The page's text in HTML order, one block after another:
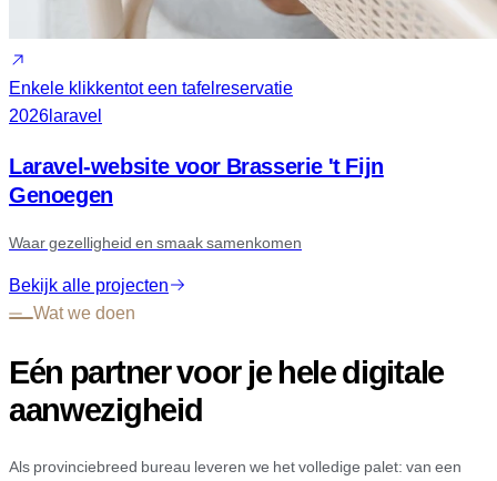
Enkele klikkentot een tafelreservatie
2026 laravel
Laravel-website voor Brasserie 't Fijn
Genoegen
Waar gezelligheid en smaak samenkomen
Bekijk alle projecten
Wat we doen
Eén partner voor je hele digitale
aanwezigheid
Als provinciebreed bureau leveren we het volledige palet: van een